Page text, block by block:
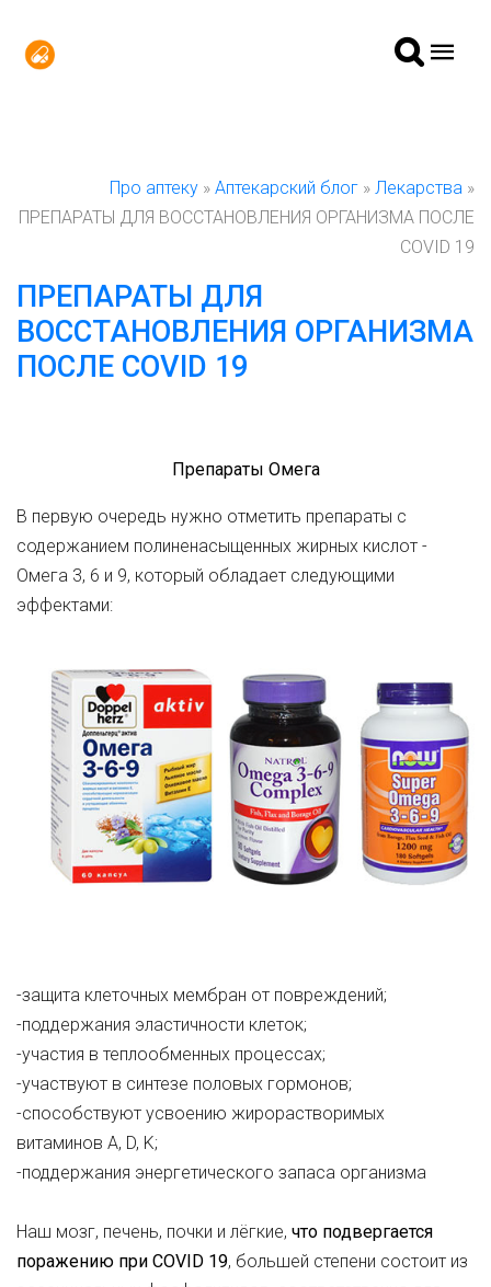
Про аптеку » Аптекарский блог » Лекарства »
ПРЕПАРАТЫ ДЛЯ ВОССТАНОВЛЕНИЯ ОРГАНИЗМА ПОСЛЕ
COVID 19
ПРЕПАРАТЫ ДЛЯ
ВОССТАНОВЛЕНИЯ ОРГАНИЗМА
ПОСЛЕ COVID 19
Препараты Омега
В первую очередь нужно отметить препараты с
содержанием полиненасыщенных жирных кислот -
Омега 3, 6 и 9, который обладает следующими
эффектами:
-защита клеточных мембран от повреждений;
-поддержания эластичности клеток;
-участия в теплообменных процессах;
-участвуют в синтезе половых гормонов;
-способствуют усвоению жирорастворимых
витаминов A, D, K;
-поддержания энергетического запаса организма
Наш мозг, печень, почки и лёгкие, что подвергается
поражению при COVID 19, большей степени состоит из